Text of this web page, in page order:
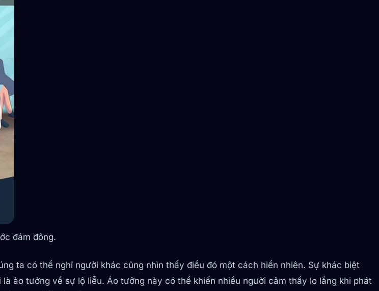
đám đông.
ta có thể nghĩ người khác cũng nhìn thấy điều đó một cách hiển nhiên. Sự khác biệt
ảo tưởng về sự lộ liễu. Ảo tưởng này có thể khiến nhiều người cảm thấy lo lắng khi phát